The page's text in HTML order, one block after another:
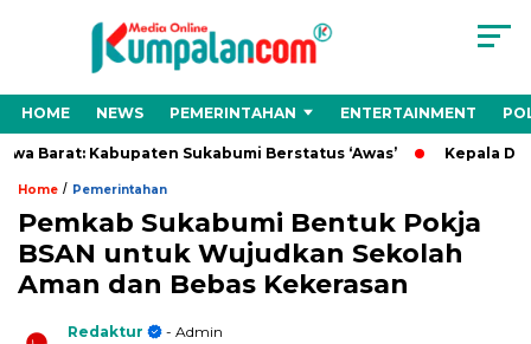
HOME NEWS PEMERINTAHAN ENTERTAINMENT
Kabupaten Sukabumi Berstatus ‘Awas’ Kepala Desa
Home / Pemerintahan
Pemkab Sukabumi Bentuk Pokja
BSAN untuk Wujudkan Sekolah
Aman dan Bebas Kekerasan
Redaktur
- Admin